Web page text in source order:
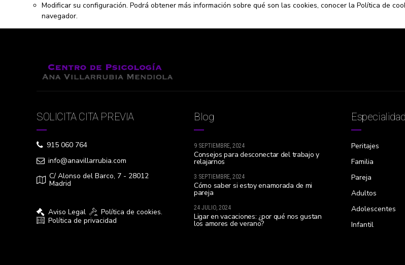
Modificar su configuración. Podrá obtener más información sobre qué son las cookies, conocer la Política de
navegador.
SOLICITA CITA PREVIA
915 060 764
info@anavillarrubia.com
C/ Alonso del Barco, 7 - 28012
Madrid
Aviso Legal
Política de cookies.
Política de privacidad
Blog
9 SEPTIEMBRE, 2024
Consejos para desconectar del trabajo y
relajarnos
3 SEPTIEMBRE, 2024
Cómo saber si estoy enamorada de mi
pareja
24 JULIO, 2024
Ligar en vacaciones: ¿por qué nos gustan
los amores de verano?
Peritajes
Familia
Pareja
Adultos
Adolescentes
Infantil